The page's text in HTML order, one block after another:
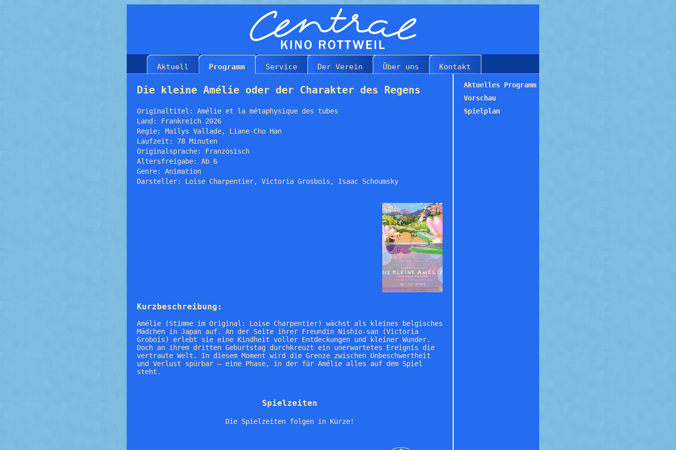
Aktuell Programm Service Der Verein Über uns Kontakt
Die kleine Amélie oder der Charakter des Regens
Originaltitel: Amélie et la métaphysique des tubes
Land: Frankreich 2026
Regie: Mailys Vallade, Liane-Cho Han
Laufzeit: 78 Minuten
Originalsprache: Französisch
Altersfreigabe: Ab 6
Genre: Animation
Darsteller: Loise Charpentier, Victoria Grosbois, Isaac Schoumsky
Kurzbeschreibung:
Amélie (Stimme im Original: Loise Charpentier) wächst als kleines belgisches
Mädchen in Japan auf. An der Seite ihrer Freundin Nishio-san (Victoria
Grobois) erlebt sie eine Kindheit voller Entdeckungen und kleiner Wunder.
Doch an ihrem dritten Geburtstag durchkreuzt ein unerwartetes Ereignis die
vertraute Welt. In diesem Moment wird die Grenze zwischen Unbeschwertheit
und Verlust spürbar – eine Phase, in der für Amélie alles auf dem Spiel
steht.
Spielzeiten
Die Spielzeiten folgen in Kürze!
Aktuelles Programm
Vorschau
Spielplan